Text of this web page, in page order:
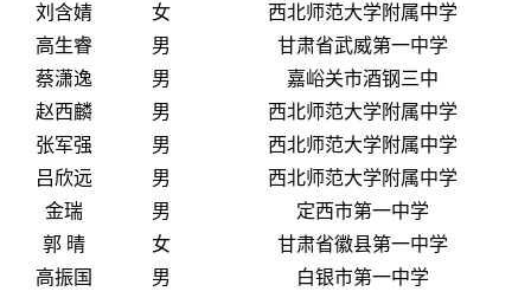
刘含婧
女
西北师范大学附属中学
高生睿
男
甘肃省武威第一中学
蔡潇逸
男
嘉峪关市酒钢三中
赵西麟
男
西北师范大学附属中学
张军强
男
西北师范大学附属中学
吕欣远
男
西北师范大学附属中学
金瑞
男
定西市第一中学
郭 晴
女
甘肃省徽县第一中学
高振国
男
白银市第一中学